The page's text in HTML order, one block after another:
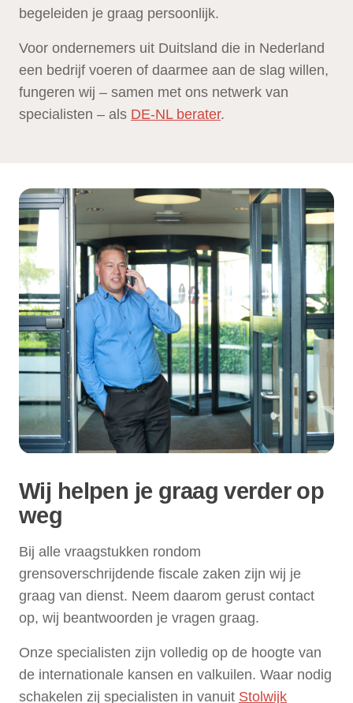
begeleiden je graag persoonlijk.
Voor ondernemers uit Duitsland die in Nederland
een bedrijf voeren of daarmee aan de slag willen,
fungeren wij – samen met ons netwerk van
specialisten – als DE-NL berater.
Wij helpen je graag verder op
weg
Bij alle vraagstukken rondom
grensoverschrijdende fiscale zaken zijn wij je
graag van dienst. Neem daarom gerust contact
op, wij beantwoorden je vragen graag.
Onze specialisten zijn volledig op de hoogte van
de internationale kansen en valkuilen. Waar nodig
schakelen zij specialisten in vanuit Stolwijk